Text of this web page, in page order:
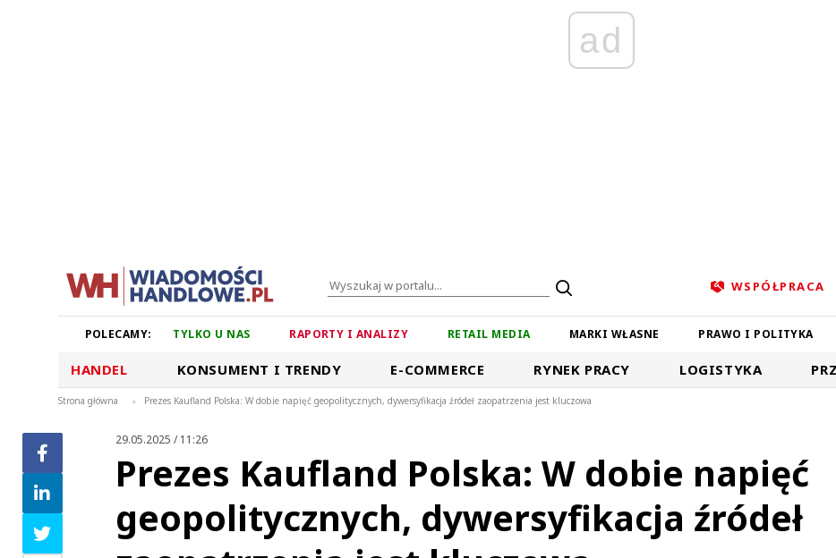
ad
WSPÓŁPRACA
POLECAMY: TYLKO U NAS RAPORTY I ANALIZY RETAIL MEDIA MARKI WŁASNE PRAWO I POLITYKA
HANDEL KONSUMENT I TRENDY E-COMMERCE RYNEK PRACY LOGISTYKA
Strona główna > Prezes Kaufland Polska: W dobie napięć geopolitycznych, dywersyfikacja źródeł zaopatrzenia jest kluczowa
29.05.2025 / 11:26
Prezes Kaufland Polska: W dobie napięć
geopolitycznych, dywersyfikacja źródeł